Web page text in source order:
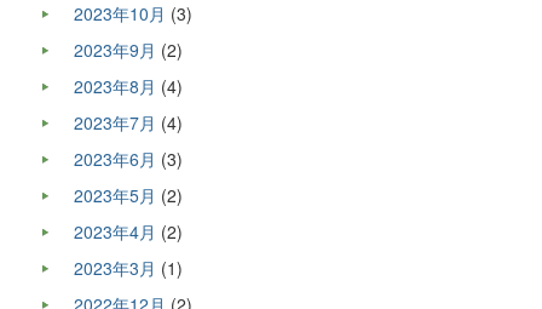
2023年10月 (3)
2023年9月 (2)
2023年8月 (4)
2023年7月 (4)
2023年6月 (3)
2023年5月 (2)
2023年4月 (2)
2023年3月 (1)
2022年12月 (2)